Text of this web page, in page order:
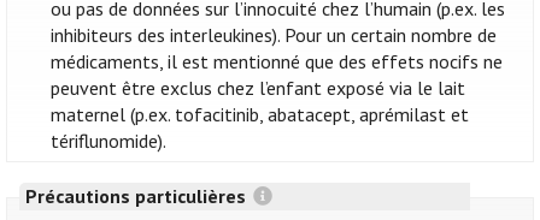
ou pas de données sur l’innocuité chez l’humain (p.ex. les
inhibiteurs des interleukines). Pour un certain nombre de
médicaments, il est mentionné que des effets nocifs ne
peuvent être exclus chez l’enfant exposé via le lait
maternel (p.ex. tofacitinib, abatacept, aprémilast et
tériflunomide).
Précautions particulières